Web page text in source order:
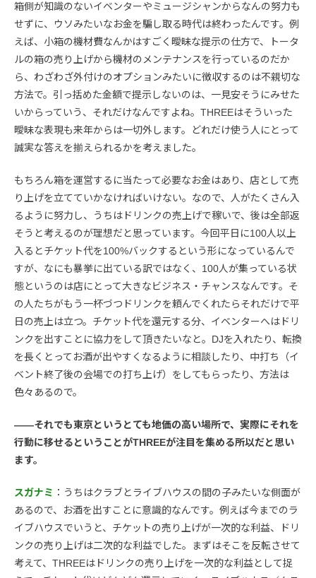
箱側が知識のないイベンターやミュージシャンからなんの努力も
せずに、ウソみたいなお金を騙し取る時代は終わったんです。例
えば、小箱の機材費なんかはすごく曖昧な提示の仕方で、トータ
ルの箱の売り上げから機材のメンテナンスを行っているのだか
ら、わざわざ外付けのオプションみたいに徴収するのは不親切な
方法で。引っ括めた金額で提示しないのは、一見安そうにみせた
いからっていう、それだけなんですよね。THREEはそういった
曖昧な表現も来年からは一切外します。どれだけ使う人にとって
誠実な答えを揃えられるかを考えました。
もちろん箱を運営するに当たって必要なお金はあり、店として売
り上げを立てていかなければいけない。なので、人がたくさん入
るように努力し、うちはドリンクの売上げで稼いで、後は全部返
そうと考えるのが理想だと思っています。今回平日に100人以上
入るとチケット代を100%バックするという形になっているんで
すが、なにも暴挙に出ている訳ではなく、100人が集っている状
態というのは店にとって大きなビジネス・チャンスなんです。そ
の人たちがもう一杯づつドリンクを頼んでくれたらそれだけで平
日の売上は立つ。チケット代を還元する分、イベンターへはドリ
ンクを出すことに協力をして頂きたいなと。DJを入れたり、転換
を長くとってお酒が出やすくなるように相談したり、中打ち（イ
ベント終了後の会場での打ち上げ）をしてもらったり、方法は
色々あるので。
――それでも東京というとても地価の高い場所で、実際にそれを
行動に移せるということがTHREEが注目を集める所以だと思い
ます。
スガナミ ：うちはクラブとライブハウスの間の子みたいな側面が
あるので、お酒を出すことに意識的なんです。例えば今までのラ
イブハウスでいうと、チケットの売り上げが一次的な利益、ドリ
ンクの売り上げは二次的な利益でした。まずはそこを反転させて
考えて、THREEはドリンクの売り上げを一次的な利益として捉